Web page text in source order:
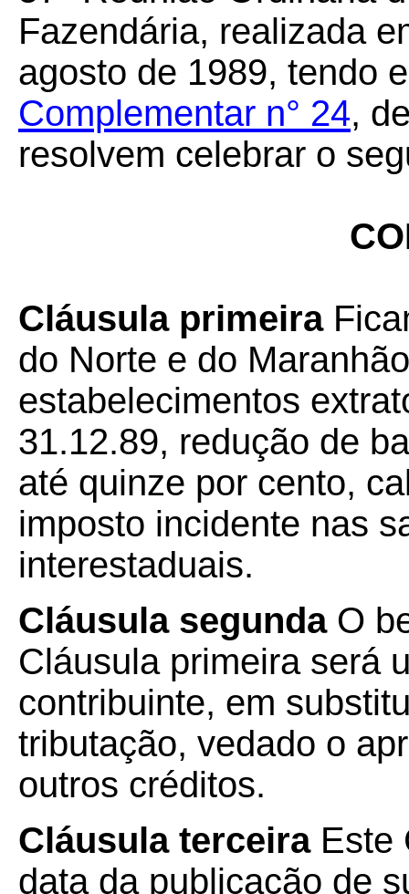
Fazendária, realizada
agosto de 1989, tendo
Complementar n° 24,
resolvem celebrar o
Cláusula primeira
do Norte e do
estabelecimentos
31.12.89, redução de
até quinze por cento,
imposto incidente nas
interestaduais.
Cláusula segunda O
Cláusula primeira será
contribuinte, em
tributação, vedado o
outros créditos.
Cláusula terceira Este
data da publicação de